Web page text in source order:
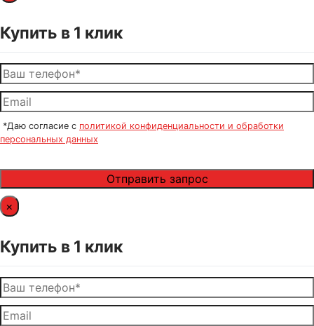
Купить в 1 клик
*Даю согласие с политикой конфиденциальности и обработки
персональных данных
×
Купить в 1 клик